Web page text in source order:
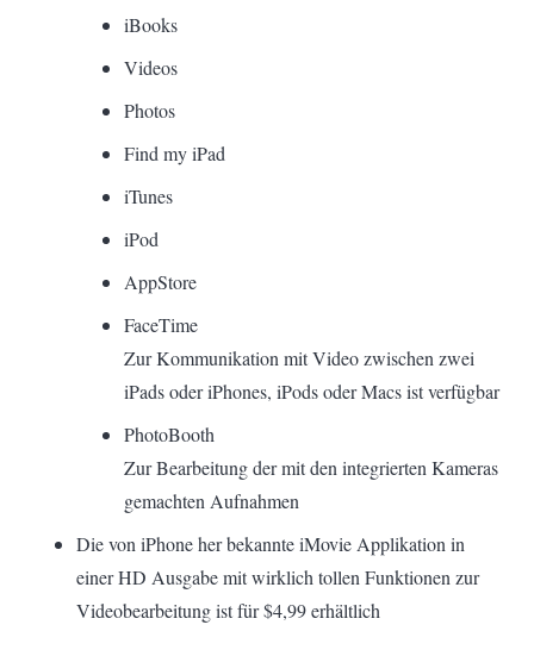
iBooks
Videos
Photos
Find my iPad
iTunes
iPod
AppStore
FaceTime
Zur Kommunikation mit Video zwischen zwei
iPads oder iPhones, iPods oder Macs ist verfügbar
PhotoBooth
Zur Bearbeitung der mit den integrierten Kameras
gemachten Aufnahmen
Die von iPhone her bekannte iMovie Applikation in
einer HD Ausgabe mit wirklich tollen Funktionen zur
Videobearbeitung ist für $4,99 erhältlich